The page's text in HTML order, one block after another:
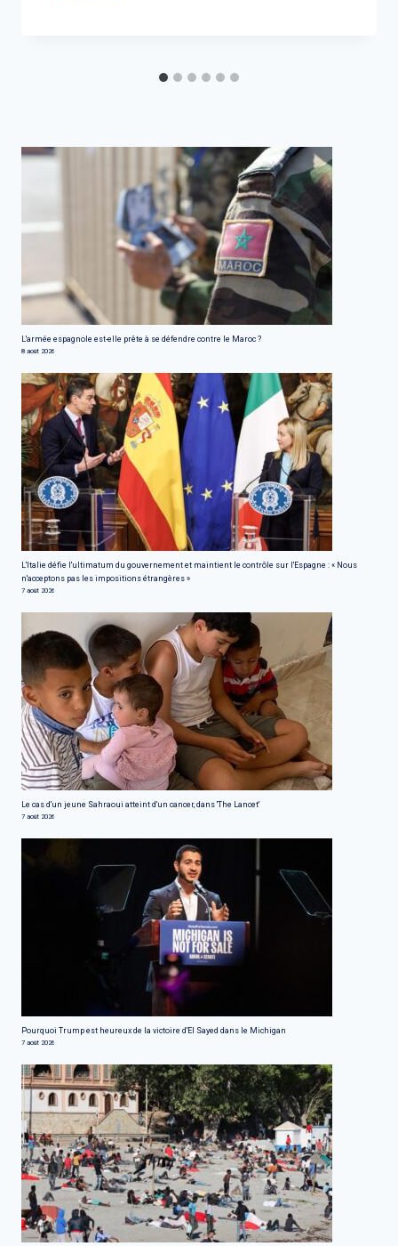
L'armée espagnole est-elle prête à se défendre contre le Maroc ?
8 août 2026
L'Italie défie l'ultimatum du gouvernement et maintient le contrôle sur l'Espagne : « Nous
n'acceptons pas les impositions étrangères »
7 août 2026
Le cas d'un jeune Sahraoui atteint d'un cancer, dans 'The Lancet'
7 août 2026
Pourquoi Trump est heureux de la victoire d'El Sayed dans le Michigan
7 août 2026